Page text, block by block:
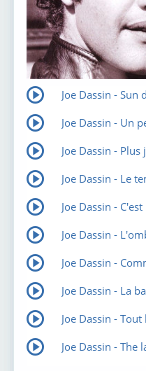
Joe Dassin - Sun
Joe Dassin - Un
Joe Dassin -
Joe Dassin - Le
Joe Dassin -
Joe Dassin -
Joe Dassin -
Joe Dassin - La
Joe Dassin -
Joe Dassin -